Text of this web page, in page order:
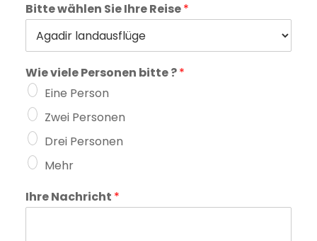
Bitte wählen Sie Ihre Reise*
Wie viele Personen bitte ?*
Eine Person
Zwei Personen
Drei Personen
Mehr
Ihre Nachricht *